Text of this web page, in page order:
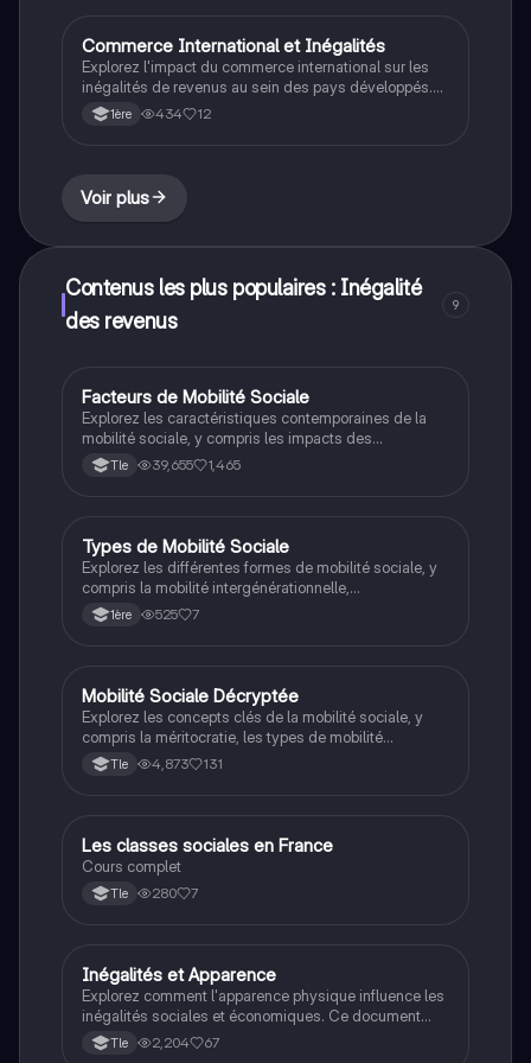
SES
Commerce International et Inégalités
Explorez l'impact du commerce international sur les
inégalités de revenus au sein des pays développés.
Cette analyse aborde la spécialisation économique,
l'évolution des inégalités salariales, et les
programmes de formation et des filets de protection
sociale. Type de contenu : résumé analytique.
1ère 434 12
Voir plus
Contenus les plus populaires : Inégalité
des revenus
9
SES
Facteurs de Mobilité Sociale
Explorez les caractéristiques contemporaines de la
mobilité sociale, y compris les impacts des
ressources familiales, des niveaux de formation et
des évolutions socioprofessionnelles. Ce chapitre de
scolaire et professionnelle. Idéal pour les étudiants
cherchant à comprendre les dynamiques de la
mobilité sociale en France.
Tle 39,655 1,465
SES
Types de Mobilité Sociale
Explorez les différentes formes de mobilité sociale, y
compris la mobilité intergénérationnelle,
intragénérationnelle et géographique. Ce résumé
aborde les impacts des évolutions familiales et
pour les étudiants en sciences sociales cherchant à
comprendre les dynamiques de statut social.
1ère 525 7
SES
Mobilité Sociale Décryptée
Explorez les concepts clés de la mobilité sociale, y
compris la méritocratie, les types de mobilité
(intragénérationnelle, intergénérationnelle), et les
mesures de stratification sociale. Cette fiche de
sociale. Idéale pour les étudiants en SES.
Tle 4,873 131
SES
Les classes sociales en France
Cours complet
Tle 280 7
SES
Inégalités et Apparence
Explorez comment l'apparence physique influence les
inégalités sociales et économiques. Ce document
aborde les discriminations liées à l'apparence, au
genre et à la race, ainsi que le caractère cumulatif de
Tle 2,204 67